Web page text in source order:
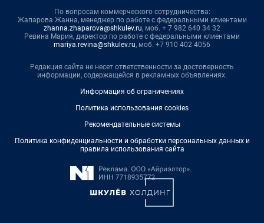
По вопросам коммерческого сотрудничества:
Жапарова Жанна, менеджер по работе с федеральными клиентами
zhanna.zhaparova@shkulev.ru, моб. + 7 982 640 34 32
Ревина Мария, директор по работе с федеральными клиентами
mariya.revina@shkulev.ru, моб. +7 910 402 4056
Редакция сайта не несет ответственности за достоверность
информации, содержащейся в рекламных объявлениях.
Информация об ограничениях
Политика использования cookies
Рекомендательные системы
Политика конфиденциальности и обработки персональных данных и
правила использования сайта